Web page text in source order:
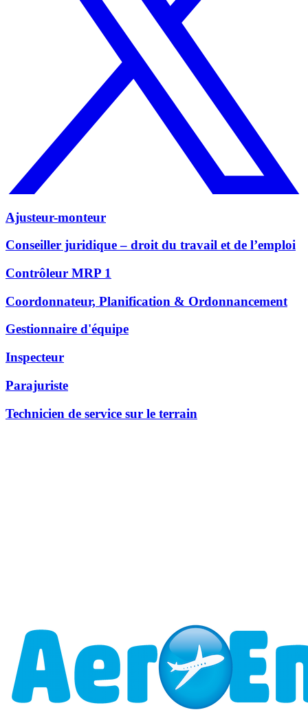
Ajusteur-monteur
Conseiller juridique – droit du travail et de l’emploi
Contrôleur MRP 1
Coordonnateur, Planification & Ordonnancement
Gestionnaire d'équipe
Inspecteur
Parajuriste
Technicien de service sur le terrain